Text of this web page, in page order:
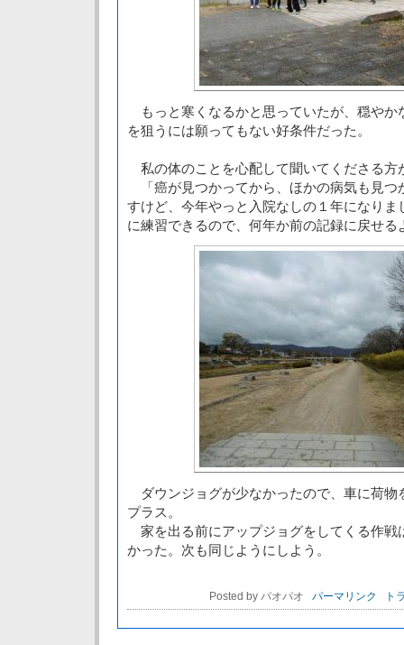
もっと寒くなるかと思っていたが、穏やか
を狙うには願ってもない好条件だった。
私の体のことを心配して聞いてくださる方
「癌が見つかってから、ほかの病気も見つ
すけど、今年やっと入院なしの１年になりま
に練習できるので、何年か前の記録に戻せ
ダウンジョグが少なかったので、車に荷物
プラス。
家を出る前にアップジョグをしてくる作戦
かった。次も同じようにしよう。
Posted by パオパオ パーマリンク ト